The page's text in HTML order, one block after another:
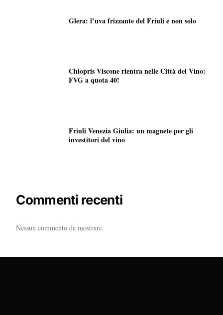
Glera: l’uva frizzante del Friuli e non solo
Chiopris Viscone rientra nelle Città del Vino:
FVG a quota 40!
Friuli Venezia Giulia: un magnete per gli
investitori del vino
Commenti recenti
Nessun commento da mostrare.